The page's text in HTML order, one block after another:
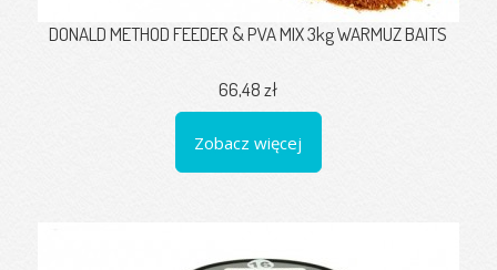
DONALD METHOD FEEDER & PVA MIX 3kg WARMUZ BAITS
66,48 zł
Zobacz więcej